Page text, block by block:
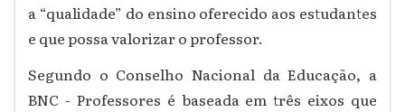
a “qualidade” do ensino oferecido aos estudantes
e que possa valorizar o professor.
Segundo o Conselho Nacional da Educação, a
BNC - Professores é baseada em três eixos que